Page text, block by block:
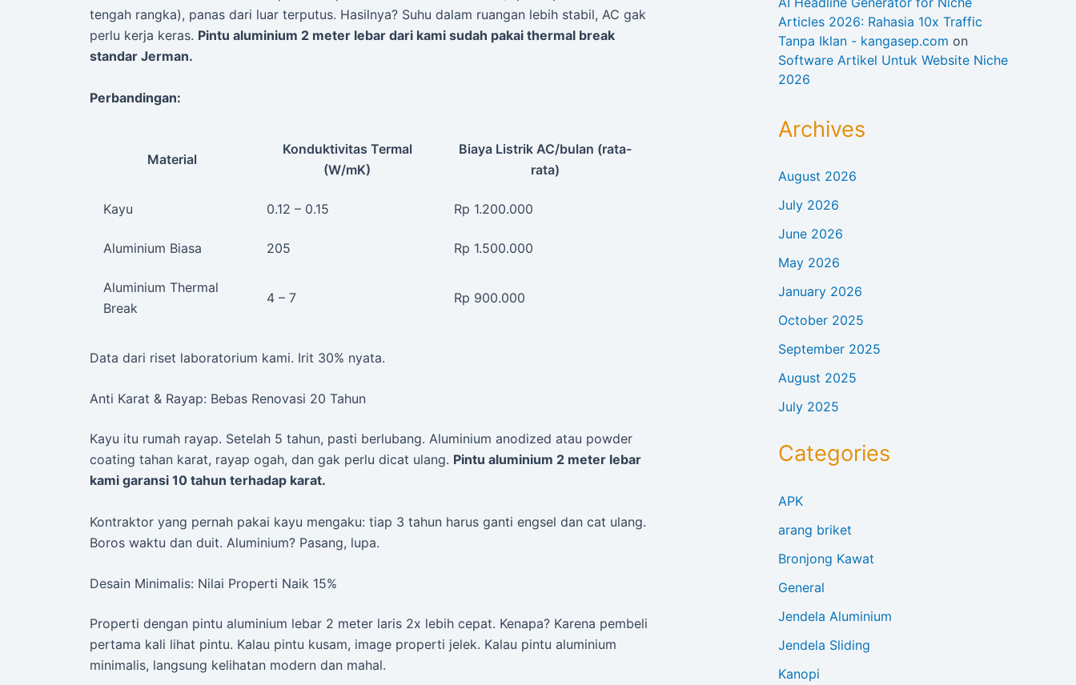
tengah rangka), panas dari luar terputus. Hasilnya? Suhu dalam ruangan lebih stabil, AC gak
perlu kerja keras. Pintu aluminium 2 meter lebar dari kami sudah pakai thermal break
standar Jerman.
Perbandingan:
Material
Konduktivitas Termal
(W/mK)
Biaya Listrik AC/bulan (rata-
rata)
Kayu 0.12 – 0.15 Rp 1.200.000
Aluminium Biasa 205 Rp 1.500.000
Aluminium Thermal
Break
4 – 7 Rp 900.000
Data dari riset laboratorium kami. Irit 30% nyata.
Anti Karat & Rayap: Bebas Renovasi 20 Tahun
Kayu itu rumah rayap. Setelah 5 tahun, pasti berlubang. Aluminium anodized atau powder
coating tahan karat, rayap ogah, dan gak perlu dicat ulang. Pintu aluminium 2 meter lebar
kami garansi 10 tahun terhadap karat.
Kontraktor yang pernah pakai kayu mengaku: tiap 3 tahun harus ganti engsel dan cat ulang.
Boros waktu dan duit. Aluminium? Pasang, lupa.
Desain Minimalis: Nilai Properti Naik 15%
Properti dengan pintu aluminium lebar 2 meter laris 2x lebih cepat. Kenapa? Karena pembeli
pertama kali lihat pintu. Kalau pintu kusam, image properti jelek. Kalau pintu aluminium
minimalis, langsung kelihatan modern dan mahal.
Articles 2026: Rahasia 10x Traffic
Tanpa Iklan - kangasep.com on
Software Artikel Untuk Website Niche
2026
Archives
August 2026
July 2026
June 2026
May 2026
January 2026
October 2025
September 2025
August 2025
July 2025
Categories
APK
arang briket
Bronjong Kawat
General
Jendela Aluminium
Jendela Sliding
Kanopi